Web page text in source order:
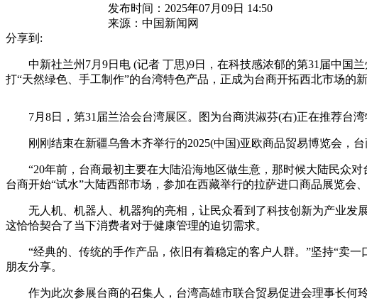
发布时间： 2025年07月09日 14:50
来源： 中国新闻网
分享到:
中新社兰州7月9日电 (记者 丁思)9日，在科技感浓郁的第31届中国兰
打“天然绿色、手工制作”的台湾特色产品，正成为台商开拓西北市场的新
7月8日，第31届兰洽会台湾展区。图为台商洪淑芬(右)正在推荐台
刚刚结束在新疆乌鲁木齐举行的2025(中国)亚欧商品贸易博览会，台
“20年前，台商最初主要在大陆沿海地区做生意，那时候大陆民众对
台商开始“试水”大陆西部市场，参加在西藏举行的拉萨进口商品展览会
无人机、机器人、机器狗的亮相，让民众看到了科技创新为产业发
这恰恰契合了当下消费者对于健康管理的迫切需求。
“经典的、传统的手作产品，依旧有着稳定的客户人群。”坚持“卖一
朋友分享。
作为此次参展台商的召集人，台湾高雄市联合贸易促进会理事长何